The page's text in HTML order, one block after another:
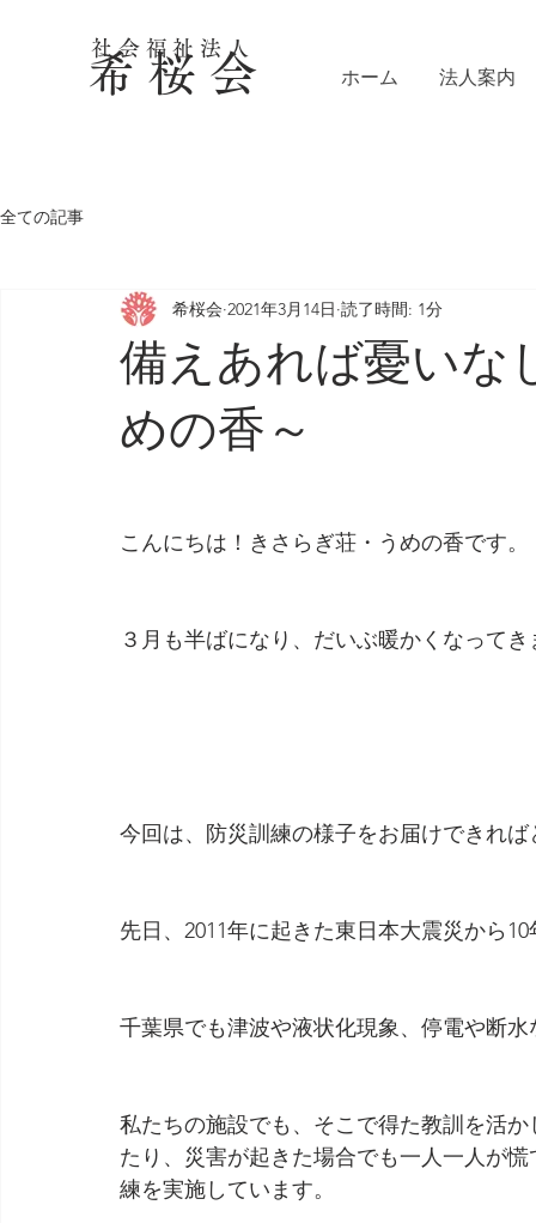
社会福祉法人
希 桜 会 ホーム 法人案内
全ての記事
備えあれば憂い
めの香～
希桜会 2021年3月14日 読了時間: 1分
こんにちは！きさらぎ荘・うめの香です。
３月も半ばになり、だいぶ暖かくなって
今回は、防災訓練の様子をお届けできれ
先日、2011年に起きた東日本大震災から
千葉県でも津波や液状化現象、停電や断
私たちの施設でも、そこで得た教訓を活
たり、災害が起きた場合でも一人一人が
練を実施しています。